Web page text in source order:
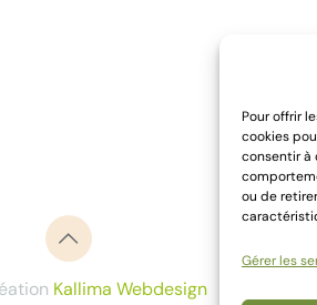
Pour offrir
cookies
consentir à
ou de
Gérer les
Kallima Webdesign